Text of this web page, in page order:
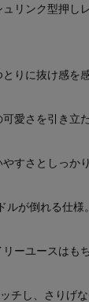
リンク型押し
りに抜け感を
愛さを引き立た
すさとしっか
が倒れる仕様。
ーユースはも
チし、さりげな